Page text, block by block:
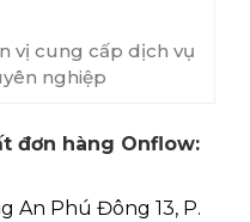
vị cung cấp dịch vụ
nghiệp
đơn hàng Onflow:
An Phú Đông 13, P.